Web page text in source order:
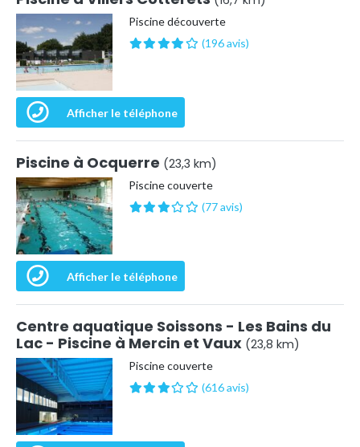
Piscine découverte
(196 avis)
Afficher le téléphone
Piscine à Ocquerre (23,3 km)
Piscine couverte
(77 avis)
Afficher le téléphone
Centre aquatique Soissons - Les Bains du
Lac - Piscine à Mercin et Vaux (23,8 km)
Piscine couverte
(616 avis)